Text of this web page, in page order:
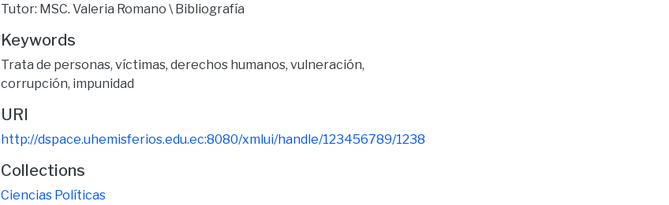
Tutor: MSC. Valeria Romano \ Bibliografía
Keywords
Trata de personas, víctimas, derechos humanos, vulneración,
corrupción, impunidad
URI
http://dspace.uhemisferios.edu.ec:8080/xmlui/handle/123456789/1238
Collections
Ciencias Políticas